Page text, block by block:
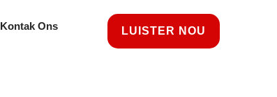
Kontak Ons LUISTER NOU